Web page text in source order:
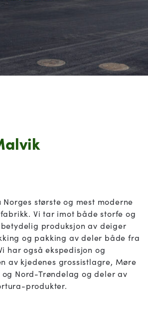
største og mest moderne
Vi tar imot både storfe og
produksjon av deiger
og pakking av deler både fra
har også ekspedisjon og
av kjedenes grossistlagre, Møre
og Nord-Trøndelag og deler av
produkter.